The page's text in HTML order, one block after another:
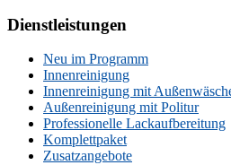
Dienstleistungen
Neu im Programm
Innenreinigung
Innenreinigung mit
Außenreinigung mit Politur
Professionelle Lackaufbereitung
Komplettpaket
Zusatzangebote